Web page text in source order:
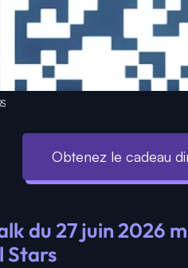
Obtenez le cadeau
du 27 juin 2026
Stars